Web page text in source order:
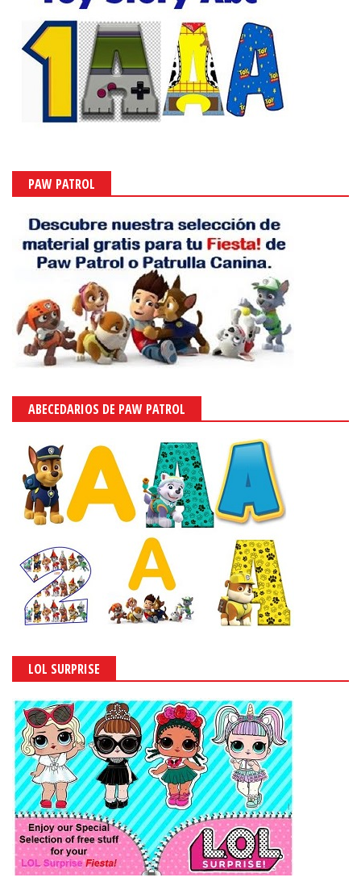
PAW PATROL
ABECEDARIOS DE PAW PATROL
LOL SURPRISE